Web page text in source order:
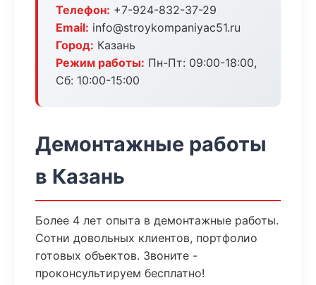
Телефон: +7-924-832-37-29
Email: info@stroykompaniyac51.ru
Город: Казань
Режим работы: Пн-Пт: 09:00-18:00,
Сб: 10:00-15:00
Демонтажные работы
в Казань
Более 4 лет опыта в демонтажные работы.
Сотни довольных клиентов, портфолио
готовых объектов. Звоните -
проконсультируем бесплатно!